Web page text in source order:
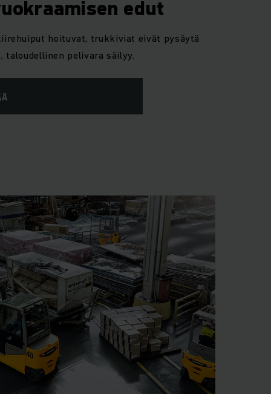
edut
hoituvat, trukkiviat eivät pysäytä
taloudellinen pelivara säilyy.